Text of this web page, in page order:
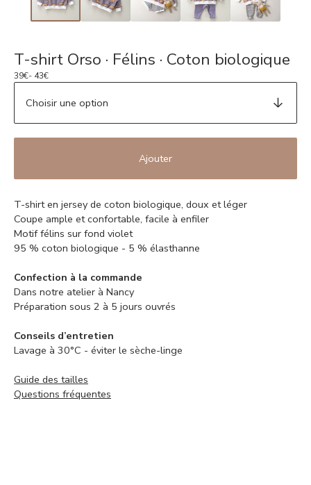
T-shirt Orso · Félins · Coton biologique
39€- 43€
Ajouter
T-shirt en jersey de coton biologique, doux et léger
Coupe ample et confortable, facile à enfiler
Motif félins sur fond violet
95 % coton biologique - 5 % élasthanne
Confection à la commande
Dans notre atelier à Nancy
Préparation sous 2 à 5 jours ouvrés
Conseils d’entretien
Lavage à 30°C - éviter le sèche-linge
Guide des tailles
Questions fréquentes